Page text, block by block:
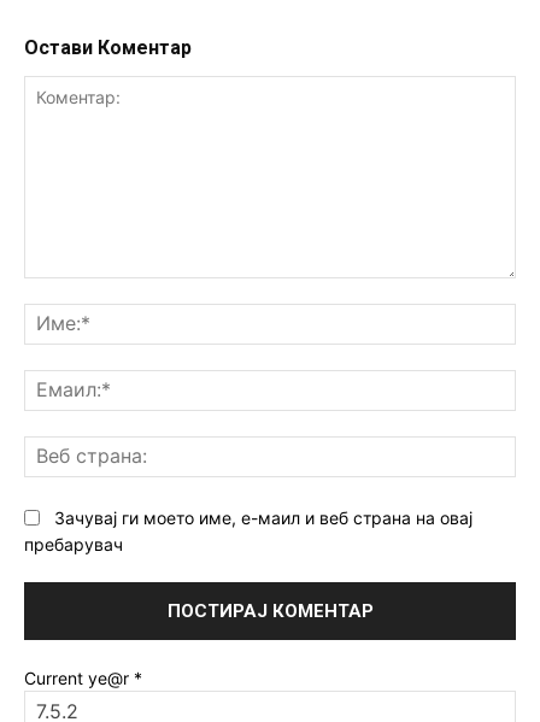
Остави Коментар
Зачувај ги моето име, е-маил и веб страна на овај
пребарувач
Current ye@r *